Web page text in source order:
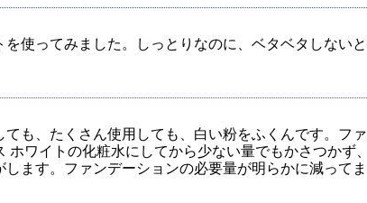
を使ってみました。しっとりなのに、ベタベタしない
も、たくさん使用しても、白い粉をふくんです。フ
ホワイトの化粧水にしてから少ない量でもかさつか
ます。ファンデーションの必要量が明らかに減って